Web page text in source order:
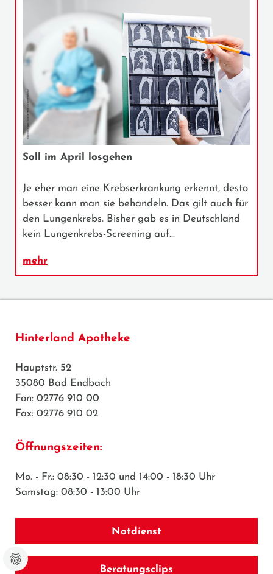
Soll im April losgehen
Je eher man eine Krebserkrankung erkennt, desto
besser kann man sie behandeln. Das gilt auch für
den Lungenkrebs. Bisher gab es in Deutschland
kein Lungenkrebs-Screening auf…
mehr
Hinterland Apotheke
Hauptstr. 52
35080 Bad Endbach
Fon: 02776 910 00
Fax: 02776 910 02
Öffnungszeiten:
Mo. - Fr.: 08:30 - 12:30 und 14:00 - 18:30 Uhr
Samstag: 08:30 - 13:00 Uhr
Notdienst
Beratungsclips